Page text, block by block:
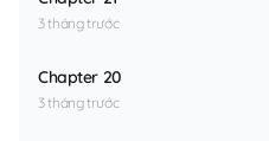
3 tháng trước
Chapter 20
3 tháng trước